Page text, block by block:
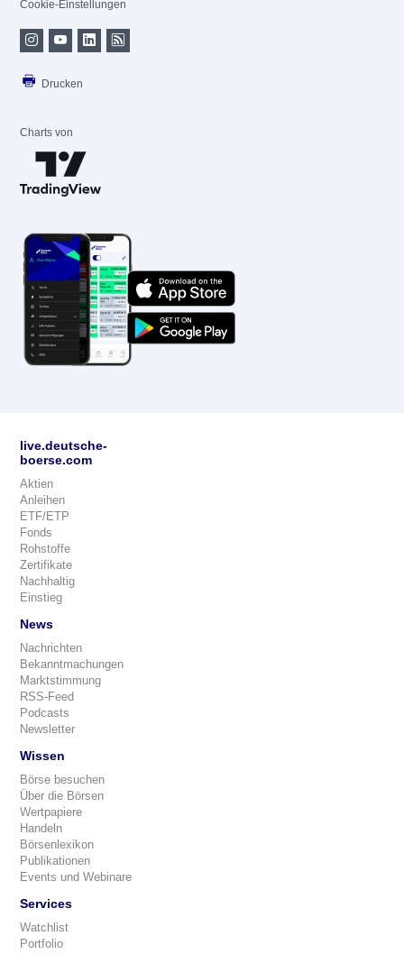
Cookie-Einstellungen
Drucken
Charts von
live.deutsche-
boerse.com
Aktien
Anleihen
ETF/ETP
Fonds
Rohstoffe
Zertifikate
Nachhaltig
Einstieg
News
Nachrichten
Bekanntmachungen
Marktstimmung
RSS-Feed
Podcasts
Newsletter
Wissen
Börse besuchen
Über die Börsen
Wertpapiere
Handeln
Börsenlexikon
Publikationen
Events und Webinare
Services
Watchlist
Portfolio